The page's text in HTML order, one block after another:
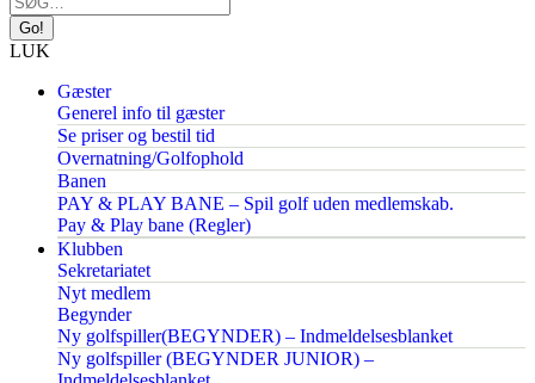
LUK
Gæster
Generel info til gæster
Se priser og bestil tid
Overnatning/Golfophold
Banen
PAY & PLAY BANE – Spil golf uden medlemskab.
Pay & Play bane (Regler)
Klubben
Sekretariatet
Nyt medlem
Begynder
Ny golfspiller(BEGYNDER) – Indmeldelsesblanket
Ny golfspiller (BEGYNDER JUNIOR) –